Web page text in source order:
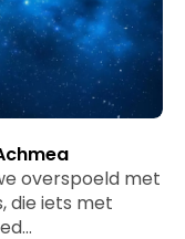
overspoeld met
die iets met